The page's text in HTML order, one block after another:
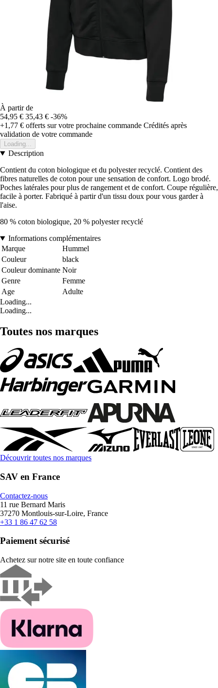
À partir de
54,95 € 35,43 € -36%
+1,77 € offerts sur votre prochaine commande Crédités après
validation de votre commande
Loading...
Description
Contient du coton biologique et du polyester recyclé. Contient des
fibres naturelles de coton pour une sensation de confort. Logo brodé.
Poches latérales pour plus de rangement et de confort. Coupe régulière,
facile à porter. Fabriqué à partir d'un tissu doux pour vous garder à
l'aise.
80 % coton biologique, 20 % polyester recyclé
Informations complémentaires
Marque
Hummel
Couleur
black
Couleur dominante Noir
Genre
Femme
Age
Adulte
Loading...
Loading...
Toutes nos marques
Découvrir toutes nos marques
SAV en France
Contactez-nous
11 rue Bernard Maris
37270 Montlouis-sur-Loire, France
+33 1 86 47 62 58
Paiement sécurisé
Achetez sur notre site en toute confiance